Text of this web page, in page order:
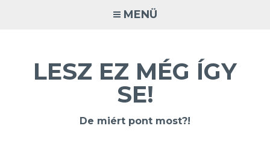
MENÜ
LESZ EZ MÉG ÍGY
SE!
De miért pont most?!